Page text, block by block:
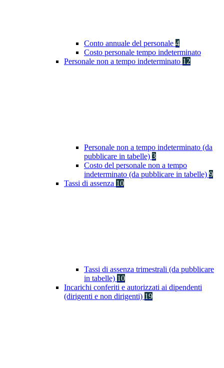
Conto annuale del personale 4
Costo personale tempo indeterminato
Personale non a tempo indeterminato 12
Personale non a tempo indeterminato (da
pubblicare in tabelle) 3
Costo del personale non a tempo
indeterminato (da pubblicare in tabelle) 9
Tassi di assenza 10
Tassi di assenza trimestrali (da pubblicare
in tabelle) 10
Incarichi conferiti e autorizzati ai dipendenti
(dirigenti e non dirigenti) 19